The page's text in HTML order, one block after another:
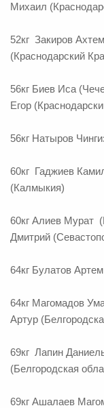
Михаил
52кг Закиров
(Краснодарский
56кг Биев Иса
Егор
56кг Натыров
60кг Гаджиев
(Калмыкия)
60кг Алиев Мурат
Дмитрий
64кг Булатов
64кг Магомадов
Артур
69кг Лапин
(Белгородская
69кг Ашалаев